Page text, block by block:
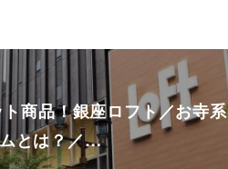
商品！銀座ロフト／お寺系
とは？／…